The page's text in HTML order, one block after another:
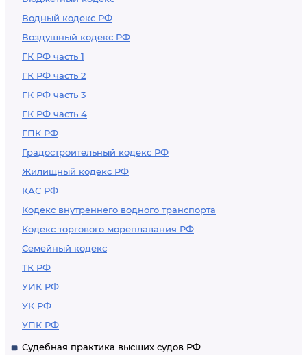
Водный кодекс РФ
Воздушный кодекс РФ
ГК РФ часть 1
ГК РФ часть 2
ГК РФ часть 3
ГК РФ часть 4
ГПК РФ
Градостроительный кодекс РФ
Жилищный кодекс РФ
КАС РФ
Кодекс внутреннего водного транспорта
Кодекс торгового мореплавания РФ
Семейный кодекс
ТК РФ
УИК РФ
УК РФ
УПК РФ
Судебная практика высших судов РФ